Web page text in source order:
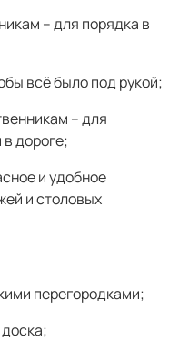
– для порядка в
всё было под рукой;
– для
в дороге;
и удобное
и столовых
перегородками;